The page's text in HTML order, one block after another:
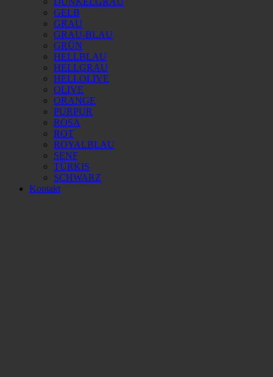
GELB
GRAU
GRAU-BLAU
GRÜN
HELLBLAU
HELLGRAU
HELLOLIVE
OLIVE
ORANGE
PURPUR
ROSA
ROT
ROYALBLAU
SENF
TÜRKIS
SCHWARZ
Kontakt